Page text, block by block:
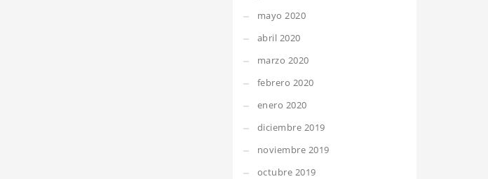
mayo 2020
abril 2020
marzo 2020
febrero 2020
enero 2020
diciembre 2019
noviembre 2019
octubre 2019